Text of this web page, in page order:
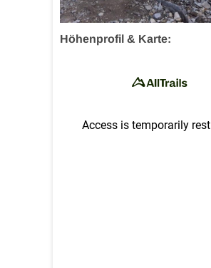
Höhenprofil & Karte: